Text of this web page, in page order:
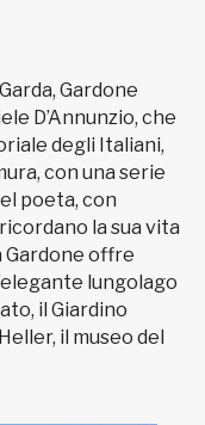
Gardone
D’Annunzio, che
degli Italiani,
con una serie
poeta, con
la sua vita
Gardone offre
lungolago
il Giardino
il museo del